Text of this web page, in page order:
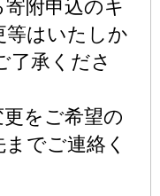
附申込のキ
等はいたしか
了承くださ
をご希望の
でご連絡く